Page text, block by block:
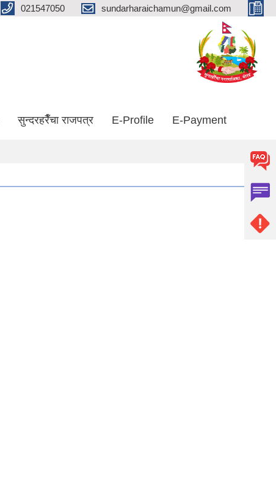
021547050 sundarharaichamun@gmail.com
सुन्दरहरैँचा राजपत्र E-Profile E-Payment